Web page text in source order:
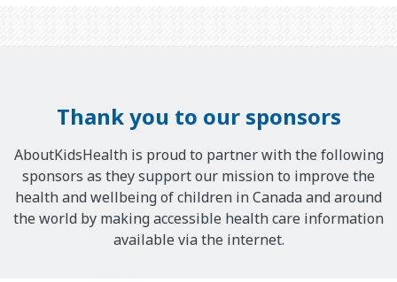
Thank you to our sponsors
AboutKidsHealth is proud to partner with the following
sponsors as they support our mission to improve the
health and wellbeing of children in Canada and around
the world by making accessible health care information
available via the internet.